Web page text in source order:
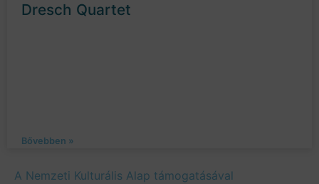
Dresch Quartet
Bővebben »
A Nemzeti Kulturális Alap támogatásával